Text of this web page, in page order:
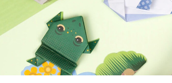
子カテゴリ